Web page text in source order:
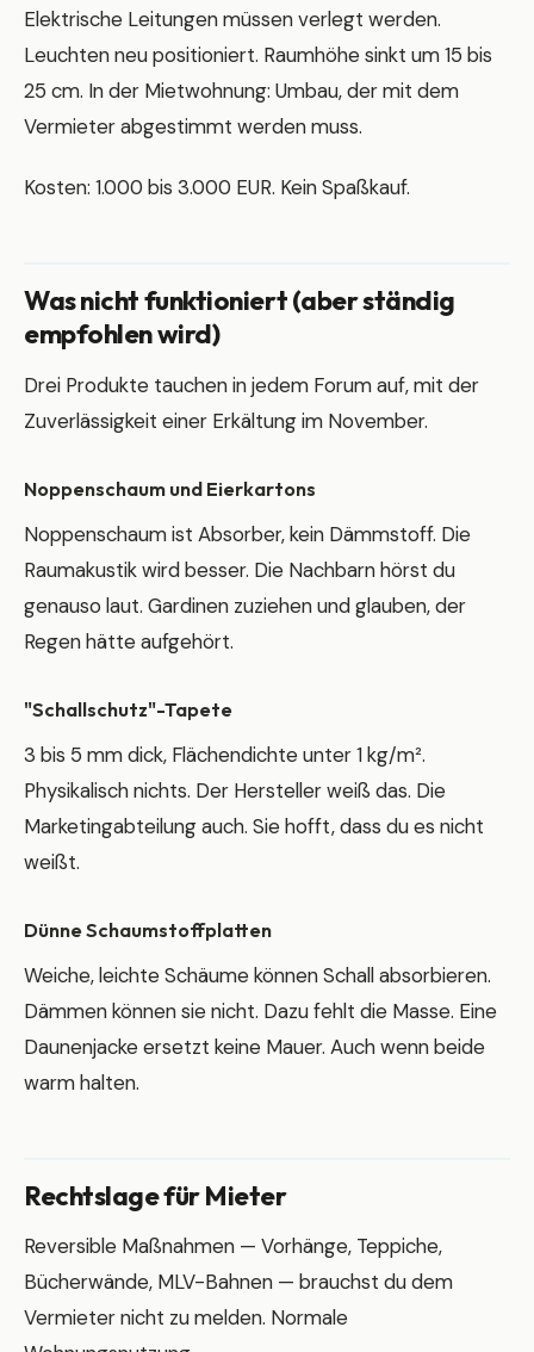
Elektrische Leitungen müssen verlegt werden.
Leuchten neu positioniert. Raumhöhe sinkt um 15 bis
25 cm. In der Mietwohnung: Umbau, der mit dem
Vermieter abgestimmt werden muss.
Kosten: 1.000 bis 3.000 EUR. Kein Spaßkauf.
Was nicht funktioniert (aber ständig
empfohlen wird)
Drei Produkte tauchen in jedem Forum auf, mit der
Zuverlässigkeit einer Erkältung im November.
Noppenschaum und Eierkartons
Noppenschaum ist Absorber, kein Dämmstoff. Die
Raumakustik wird besser. Die Nachbarn hörst du
genauso laut. Gardinen zuziehen und glauben, der
Regen hätte aufgehört.
"Schallschutz"-Tapete
3 bis 5 mm dick, Flächendichte unter 1 kg/m².
Physikalisch nichts. Der Hersteller weiß das. Die
Marketingabteilung auch. Sie hofft, dass du es nicht
weißt.
Dünne Schaumstoffplatten
Weiche, leichte Schäume können Schall absorbieren.
Dämmen können sie nicht. Dazu fehlt die Masse. Eine
Daunenjacke ersetzt keine Mauer. Auch wenn beide
warm halten.
Rechtslage für Mieter
Reversible Maßnahmen — Vorhänge, Teppiche,
Bücherwände, MLV-Bahnen — brauchst du dem
Vermieter nicht zu melden. Normale